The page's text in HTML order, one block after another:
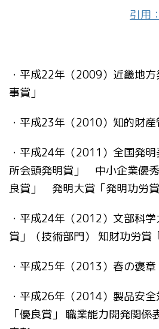
引用
・平成22年（2009）近畿地
事賞」
・平成23年（2010）知的財
・平成24年（2011）全国発
所会頭発明賞」 中小企業優
良賞」 発明大賞「発明功労賞
・平成24年（2012）文部科
賞」（技術部門）
知財功労賞
・平成25年（2013）春の褒
・平成26年（2014）製品安
「優良賞」 職業能力開発関係